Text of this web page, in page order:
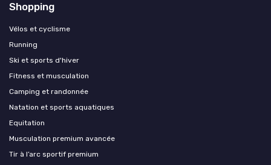
Shopping
Vélos et cyclisme
Running
Ski et sports d'hiver
Fitness et musculation
Camping et randonnée
Natation et sports aquatiques
Equitation
Musculation premium avancée
Tir à l’arc sportif premium